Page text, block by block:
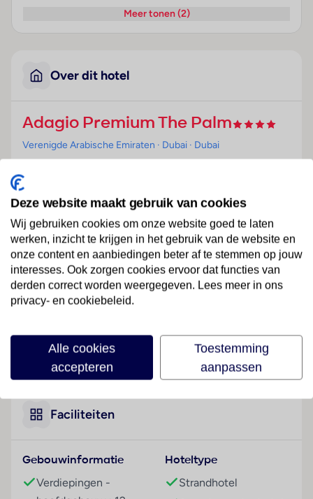
Meer tonen (2)
Over dit hotel
Adagio Premium The Palm
Verenigde Arabische Emiraten · Dubai · Dubai
Ligging
Het strandhotel is ideaal voor ouders met kinderen en
ligt midden in het centrum van Dubai. Direct voor de
deur bevinden zich haltes van het lokale openbaar
vervoer. Tot aan de luchthaven Dubai (DXB) is het
ongeveer 34 km.
Hotelfaciliteiten
vriendelijke personeel aan de receptie is graag bij alle
vragen behulpzaam. Het voorzieningenaanbod van
het aparthotel bevat een bagagedepot, een kluis en
een wisselkantoor. In het hotel is Wi-Fi verkrijgbaar.
De tourdesk biedt ondersteuning bij het boeken van
Rolstoelvriendelijke faciliteiten zijn beschikbaar. Een
supermarkt en andere winkels zijn voorhanden om
Faciliteiten
Gebouwinformatie
Verdiepingen -
Hoteltype
Strandhotel
Deze website maakt gebruik van cookies
Wij gebruiken cookies om onze website goed te laten
werken, inzicht te krijgen in het gebruik van de website en
onze content en aanbiedingen beter af te stemmen op jouw
interesses. Ook zorgen cookies ervoor dat functies van
derden correct worden weergegeven. Lees meer in ons
privacy- en cookiebeleid.
Alle cookies
accepteren
Toestemming
aanpassen